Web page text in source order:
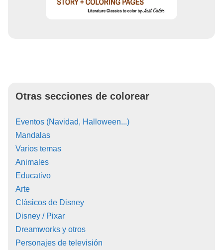
Otras secciones de colorear
Eventos (Navidad, Halloween...)
Mandalas
Varios temas
Animales
Educativo
Arte
Clásicos de Disney
Disney / Pixar
Dreamworks y otros
Personajes de televisión